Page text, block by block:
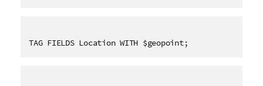
TAG FIELDS Location WITH $geopoint;